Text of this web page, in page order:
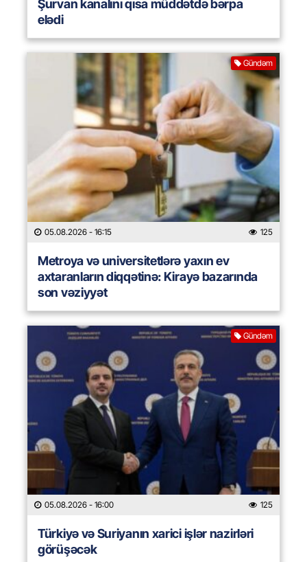
Şurvan kanalını qısa müddətdə bərpa
elədi
Gündəm
05.08.2026 - 16:15 125
Metroya və universitetlərə yaxın ev
axtaranların diqqətinə: Kirayə bazarında
son vəziyyət
Gündəm
05.08.2026 - 16:00 125
Türkiyə və Suriyanın xarici işlər nazirləri
görüşəcək